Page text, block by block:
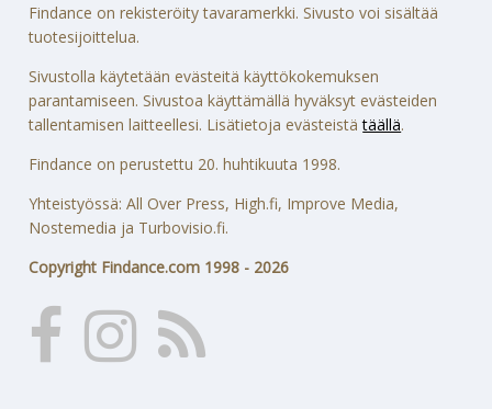
Findance on rekisteröity tavaramerkki. Sivusto voi sisältää
tuotesijoittelua.
Sivustolla käytetään evästeitä käyttökokemuksen
parantamiseen. Sivustoa käyttämällä hyväksyt evästeiden
tallentamisen laitteellesi. Lisätietoja evästeistätäällä.
Findance on perustettu 20. huhtikuuta 1998.
Yhteistyössä: All Over Press, High.fi, Improve Media,
Nostemedia ja Turbovisio.fi.
Copyright Findance.com 1998 - 2026